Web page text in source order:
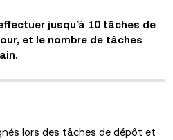
jusqu’à 10 tâches de
et le nombre de tâches
lors des tâches de dépôt et